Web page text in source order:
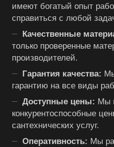
имеют богатый опыт
справиться с любой
Качественные
только проверенные
производителей.
Гарантия качества:
гарантию на все виды
Доступные цены: Мы
конкурентоспособные
сантехнических услуг.
Оперативность: Мы